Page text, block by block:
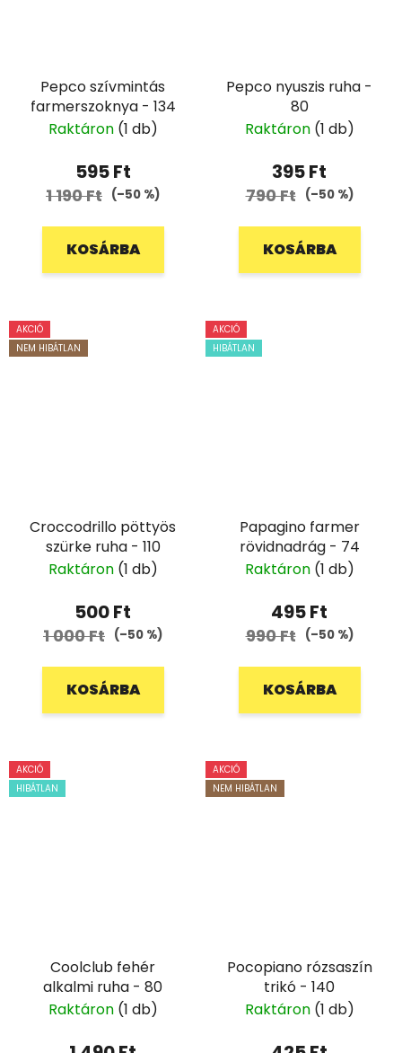
Pepco szívmintás
farmerszoknya - 134
Raktáron (1 db)
595 Ft
1 190 Ft (–50 %)
KOSÁRBA
Pepco nyuszis ruha -
80
Raktáron (1 db)
395 Ft
790 Ft (–50 %)
KOSÁRBA
AKCIÓ
NEM HIBÁTLAN
Croccodrillo pöttyös
szürke ruha - 110
Raktáron (1 db)
500 Ft
1 000 Ft (–50 %)
KOSÁRBA
AKCIÓ
HIBÁTLAN
Papagino farmer
rövidnadrág - 74
Raktáron (1 db)
495 Ft
990 Ft (–50 %)
KOSÁRBA
AKCIÓ
HIBÁTLAN
Coolclub fehér
alkalmi ruha - 80
Raktáron (1 db)
AKCIÓ
NEM HIBÁTLAN
Pocopiano rózsaszín
trikó - 140
Raktáron (1 db)